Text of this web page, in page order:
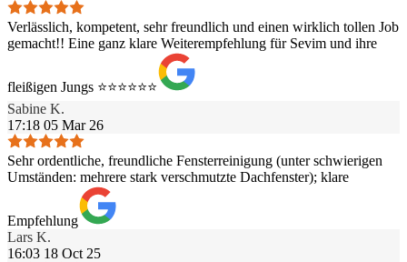
Verlässlich, kompetent, sehr freundlich und einen wirklich tollen Job
gemacht!! Eine ganz klare Weiterempfehlung für Sevim und ihre
fleißigen Jungs ⭐️⭐️⭐️⭐️⭐️⭐️
Sabine K.
17:18 05 Mar 26
Sehr ordentliche, freundliche Fensterreinigung (unter schwierigen
Umständen: mehrere stark verschmutzte Dachfenster); klare
Empfehlung
Lars K.
16:03 18 Oct 25